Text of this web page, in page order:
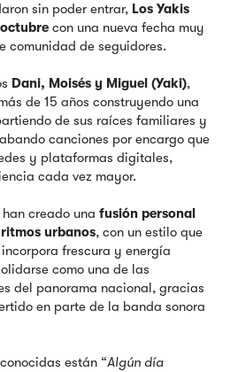
sin poder entrar, Los Yakis
con una nueva fecha muy
comunidad de seguidores.
Dani, Moisés y Miguel (Yaki),
de 15 años construyendo una
de sus raíces familiares y
canciones por encargo que
y plataformas digitales,
cada vez mayor.
creado una fusión personal
urbanos, con un estilo que
frescura y energía
como una de las
del panorama nacional, gracias
en parte de la banda sonora
están “Algún día